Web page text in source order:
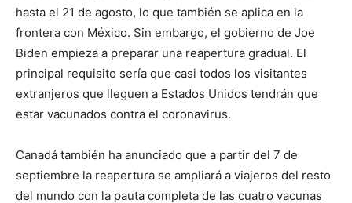
hasta el 21 de agosto, lo que también se aplica en la
frontera con México. Sin embargo, el gobierno de Joe
Biden empieza a preparar una reapertura gradual. El
principal requisito sería que casi todos los visitantes
extranjeros que lleguen a Estados Unidos tendrán que
estar vacunados contra el coronavirus.
Canadá también ha anunciado que a partir del 7 de
septiembre la reapertura se ampliará a viajeros del resto
del mundo con la pauta completa de las cuatro vacunas